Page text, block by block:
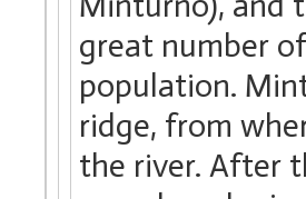
great number
population.
ridge, from
the river. After